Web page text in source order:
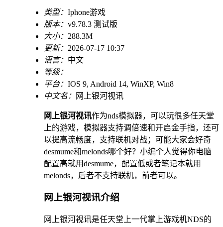
类型： Iphone游戏
版本： v9.78.3 测试版
大小： 288.3M
更新： 2026-07-17 10:37
语言： 中文
等级：
平台： IOS 9, Android 14, WinXP, Win8
中文名：
网上银河视讯
网上银河视讯作为nds模拟器，可以玩很多任天堂
上的游戏，模拟器支持调倍速和开启金手指，还可
以提高流畅度，支持联机对战；可能大家会好奇
desmume和melonds哪个好？小编个人觉得你电脑
配置高就用desmume，配置低或者笔记本就用
melonds，后者不支持联机，前者可以。
网上银河视讯介绍
网上银河视讯是任天堂上一代掌上游戏机NDS的